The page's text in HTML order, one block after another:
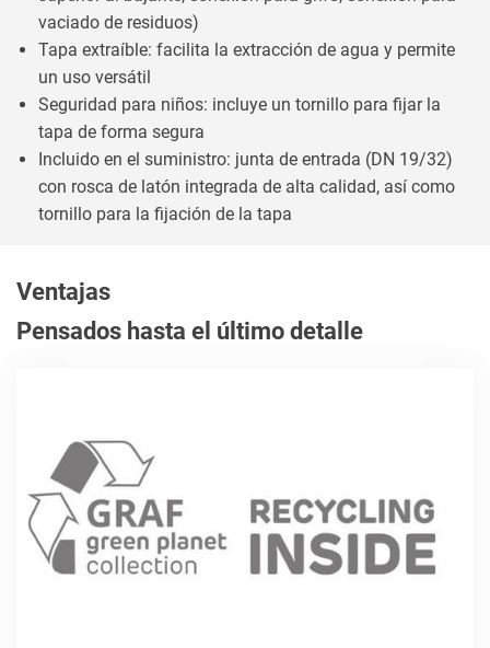
vaciado de residuos)
Tapa extraíble: facilita la extracción de agua y permite
un uso versátil
Seguridad para niños: incluye un tornillo para fijar la
tapa de forma segura
Incluido en el suministro: junta de entrada (DN 19/32)
con rosca de latón integrada de alta calidad, así como
tornillo para la fijación de la tapa
Ventajas
Pensados hasta el último detalle